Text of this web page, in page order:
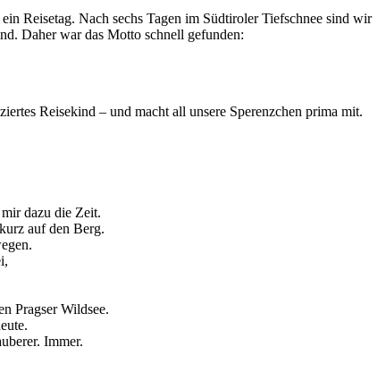
Reisetag. Nach sechs Tagen im Südtiroler Tiefschnee sind wir
Daher war das Motto schnell gefunden:
Reisekind – und macht all unsere Sperenzchen prima mit.
dazu die Zeit.
auf den Berg.
Pragser Wildsee.
Immer.